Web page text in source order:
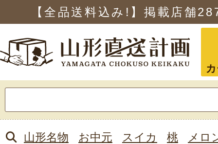
【全品送料込み!】掲載店舗
索:
山形名物 お中元 スイカ 桃 メロ